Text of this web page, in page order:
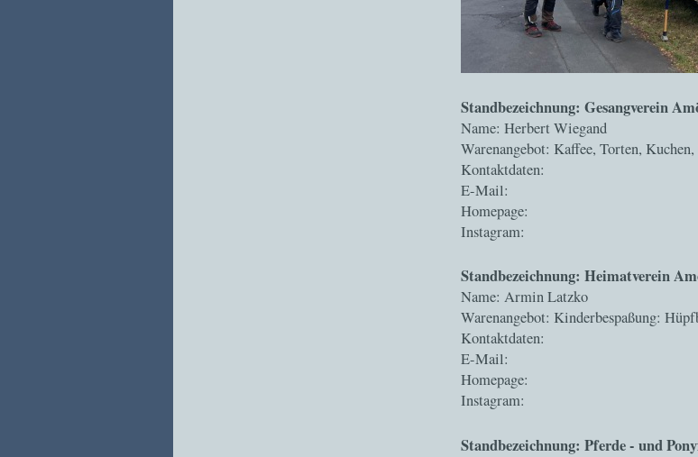
Standbezeichnung: Gesangverein
Name: Herbert Wiegand
Warenangebot: Kaffee, Torten,
Kontaktdaten:
E-Mail:
Homepage:
Instagram:
Standbezeichnung: Heimatverein
Name: Armin Latzko
Warenangebot: Kinderbespaßung:
Kontaktdaten:
E-Mail:
Homepage:
Instagram:
Standbezeichnung: Pferde - und